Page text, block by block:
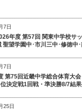
7日
年度 第57回 関東中学校サ
聖望学園中･市川三中･修徳中
7日
第75回近畿中学総合体育大会
決定戦1回戦・準決勝8/7結
25日